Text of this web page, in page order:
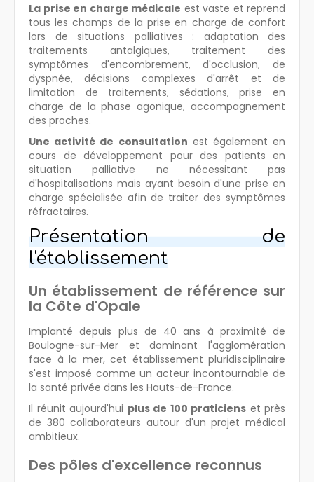
La prise en charge médicale est vaste et reprend
tous les champs de la prise en charge de confort
lors de situations palliatives : adaptation des
traitements antalgiques, traitement des
symptômes d'encombrement, d'occlusion, de
dyspnée, décisions complexes d'arrêt et de
limitation de traitements, sédations, prise en
charge de la phase agonique, accompagnement
des proches.
Une activité de consultation est également en
cours de développement pour des patients en
situation palliative ne nécessitant pas
d'hospitalisations mais ayant besoin d'une prise en
charge spécialisée afin de traiter des symptômes
réfractaires.
Présentation de
l'établissement
Un établissement de référence sur
la Côte d'Opale
Implanté depuis plus de 40 ans à proximité de
Boulogne-sur-Mer et dominant l'agglomération
face à la mer, cet établissement pluridisciplinaire
s'est imposé comme un acteur incontournable de
la santé privée dans les Hauts-de-France.
Il réunit aujourd'hui plus de 100 praticiens et près
de 380 collaborateurs autour d'un projet médical
ambitieux.
Des pôles d'excellence reconnus